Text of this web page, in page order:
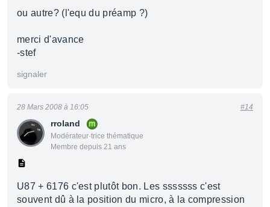
ou autre? (l'equ du préamp ?)
merci d'avance
-stef
signaler
rroland
Modérateur·trice thématique
Membre depuis 21 ans
28 Mars 2008 à 16:05 #14
U87 + 6176 c'est plutôt bon. Les sssssss c'est
souvent dû à la position du micro, à la compression